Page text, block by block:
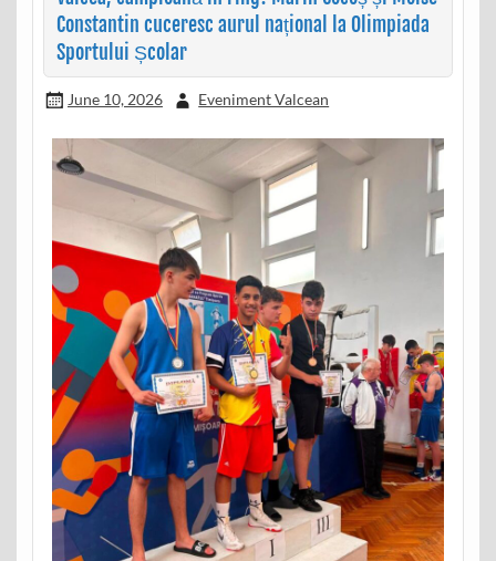
Constantin cuceresc aurul național la Olimpiada
Sportului Școlar
June 10, 2026 Eveniment Valcean